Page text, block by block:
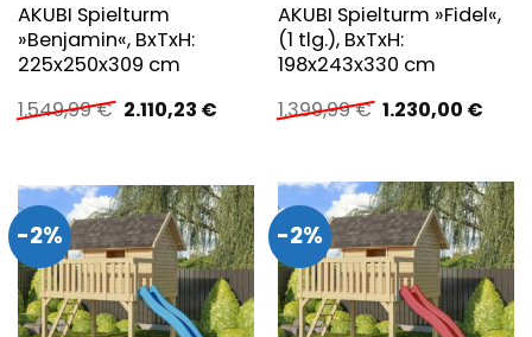
AKUBI Spielturm
»Benjamin«, BxTxH:
225x250x309 cm
1.549,99€ Ursprünglicher
2.110,23 €Aktueller
AKUBI Spielturm »Fidel«,
(1 tlg.), BxTxH:
198x243x330 cm
1.399,99€ Ursprünglicher
1.230,00 €
-2% -2%